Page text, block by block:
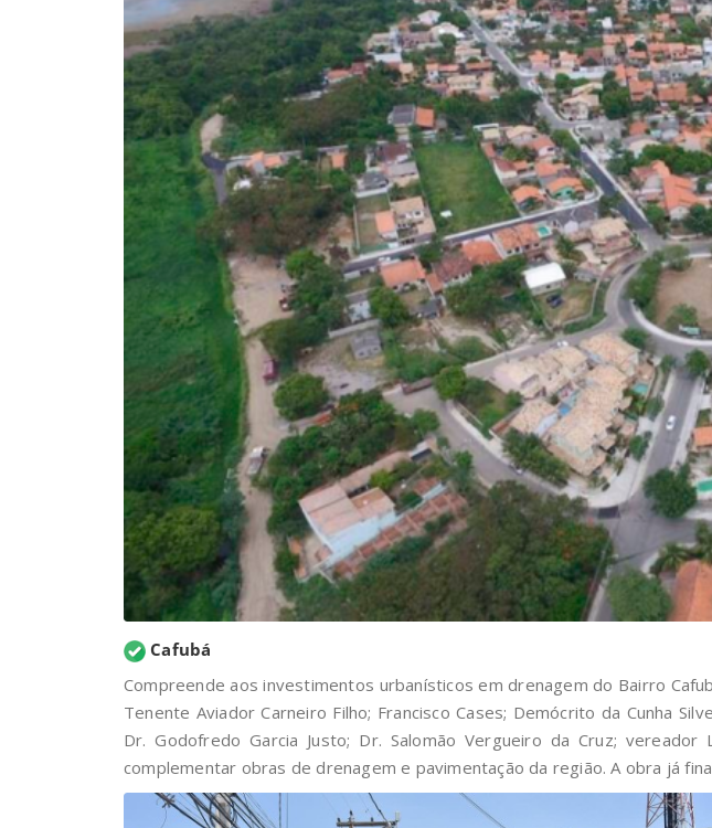
Cafubá
Compreende aos investimentos urbanísticos em drenagem do Bairro
Tenente Aviador Carneiro Filho; Francisco Cases; Demócrito da Cunha
Dr. Godofredo Garcia Justo; Dr. Salomão Vergueiro da Cruz;
complementar obras de drenagem e pavimentação da região. A obra já